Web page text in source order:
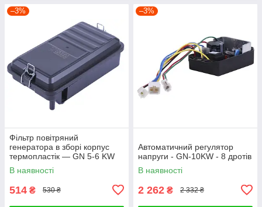
–3%
Фільтр повітряний
генератора в зборі корпус
термопластік — GN 5-6 KW
В наявності
514 ₴ 530 ₴
–3%
Автоматичний регулятор
напруги - GN-10KW - 8 дротів
В наявності
2 262 ₴ 2 332 ₴